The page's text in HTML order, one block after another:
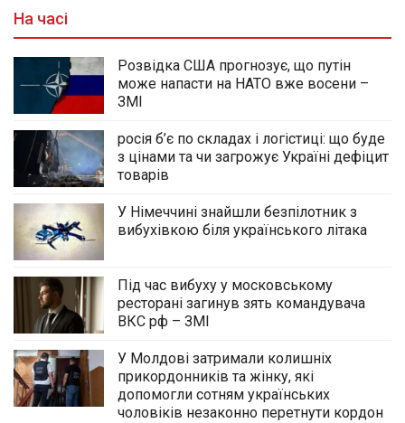
На часі
Розвідка США прогнозує, що путін
може напасти на НАТО вже восени –
ЗМІ
росія б’є по складах і логістиці: що буде
з цінами та чи загрожує Україні дефіцит
товарів
У Німеччині знайшли безпілотник з
вибухівкою біля українського літака
Під час вибуху у московському
ресторані загинув зять командувача
ВКС рф – ЗМІ
У Молдові затримали колишніх
прикордонників та жінку, які
допомогли сотням українських
чоловіків незаконно перетнути кордон